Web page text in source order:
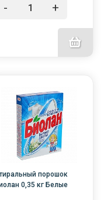
- +
порошок
0,35 кг Белые